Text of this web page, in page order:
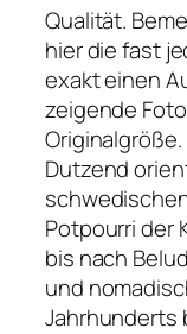
Qualität.
hier die fast
exakt einen
zeigende
Dutzend
Potpourri der
bis nach
und
Jahrhunderts